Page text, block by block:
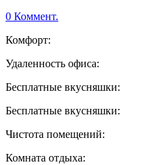
0 Коммент.
Комфорт:
Удаленность офиса:
Бесплатные вкусняшки:
Бесплатные вкусняшки:
Чистота помещений:
Комната отдыха: